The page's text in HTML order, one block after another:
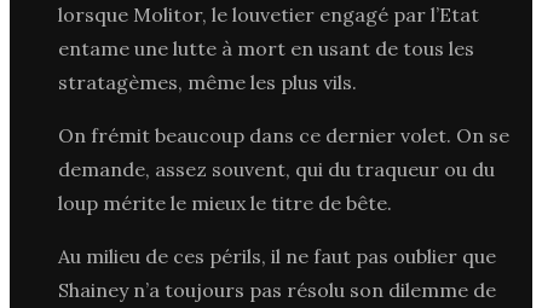
lorsque Molitor, le louvetier engagé par l’Etat
entame une lutte à mort en usant de tous les
stratagèmes, même les plus vils.
On frémit beaucoup dans ce dernier volet. On se
demande, assez souvent, qui du traqueur ou du
loup mérite le mieux le titre de bête.
Au milieu de ces périls, il ne faut pas oublier que
Shainey n’a toujours pas résolu son dilemme de